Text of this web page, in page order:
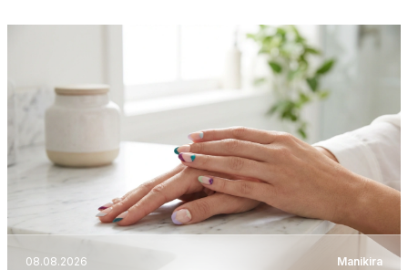
08.08.2026 Manikira